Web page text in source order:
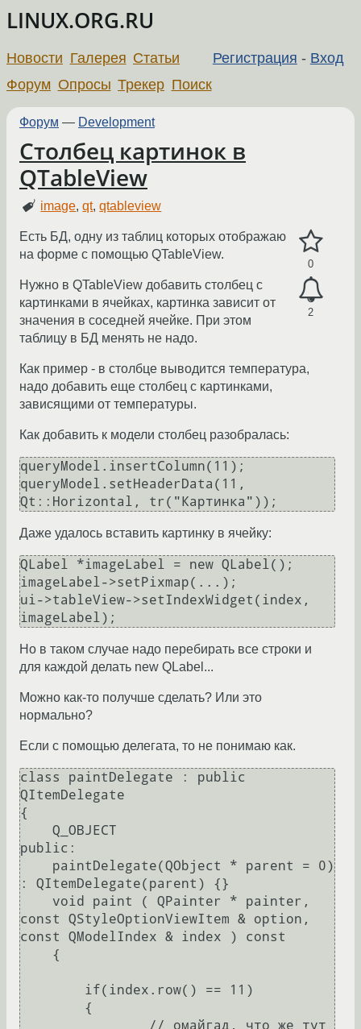
LINUX.ORG.RU
Регистрация - Вход
Новости Галерея Статьи
Форум Опросы Трекер Поиск
Форум — Development
Столбец картинок в
QTableView
image,qt,qtableview
0
2
Есть БД, одну из таблиц которых отображаю
на форме с помощью QTableView.
Нужно в QTableView добавить столбец с
картинками в ячейках, картинка зависит от
значения в соседней ячейке. При этом
таблицу в БД менять не надо.
Как пример - в столбце выводится температура,
надо добавить еще столбец с картинками,
зависящими от температуры.
Как добавить к модели столбец разобралась:
queryModel.insertColumn(11);
queryModel.setHeaderData(11,
Даже удалось вставить картинку в ячейку:
QLabel *imageLabel = new QLabel();
imageLabel->setPixmap(...);
ui->tableView->setIndexWidget(index,
Но в таком случае надо перебирать все строки и
для каждой делать new QLabel...
Можно как-то получше сделать? Или это
нормально?
Если с помощью делегата, то не понимаю как.
class paintDelegate : public
QItemDelegate
{
public:
: QItemDelegate(parent) {}
const QStyleOptionViewItem & option,
const QModelIndex & index ) const